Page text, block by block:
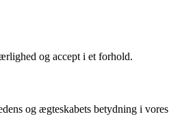
og accept i et forhold.
og ægteskabets betydning i vores